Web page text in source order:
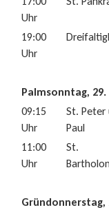
Uhr
19:00
Uhr
Palmsonntag, 29.
09:15
Uhr
St. Peter
Paul
11:00
Uhr
St.
Gründonnerstag,